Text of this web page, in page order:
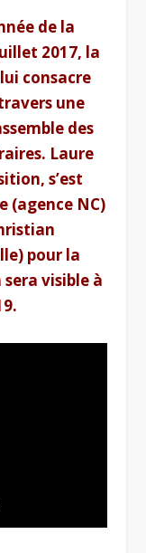
de la
2017, la
consacre
une
des
Laure
s’est
(agence NC)
pour la
visible à